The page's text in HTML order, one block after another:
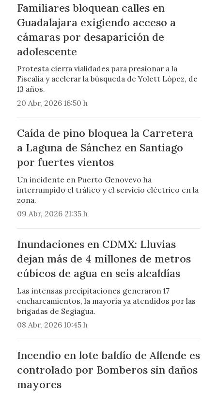
Familiares bloquean calles en
Guadalajara exigiendo acceso a
cámaras por desaparición de
adolescente
Protesta cierra vialidades para presionar a la
Fiscalía y acelerar la búsqueda de Yolett López, de
13 años.
20 Abr, 2026 16:50 h
Caída de pino bloquea la Carretera
a Laguna de Sánchez en Santiago
por fuertes vientos
Un incidente en Puerto Genovevo ha
interrumpido el tráfico y el servicio eléctrico en la
zona.
09 Abr, 2026 21:35 h
Inundaciones en CDMX: Lluvias
dejan más de 4 millones de metros
cúbicos de agua en seis alcaldías
Las intensas precipitaciones generaron 17
encharcamientos, la mayoría ya atendidos por las
brigadas de Segiagua.
08 Abr, 2026 10:45 h
Incendio en lote baldío de Allende es
controlado por Bomberos sin daños
mayores